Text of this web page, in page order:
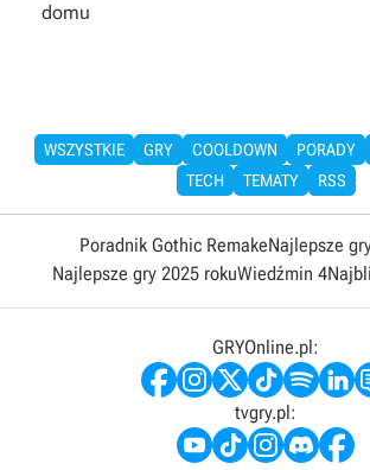
domu
WSZYSTKIE GRY COOLDOWN PORADY
TECH
TEMATY RSS
Poradnik Gothic RemakeNajlepsze
Najlepsze gry 2025 rokuWiedźmin 4
GRYOnline.pl:
tvgry.pl: